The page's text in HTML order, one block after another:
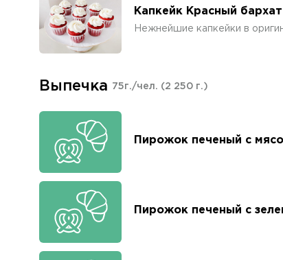
Капкейк Красный бархат
Нежнейшие капкейки в
Выпечка 75г./чел. (2 250 г.)
Пирожок печеный с
Пирожок печеный с